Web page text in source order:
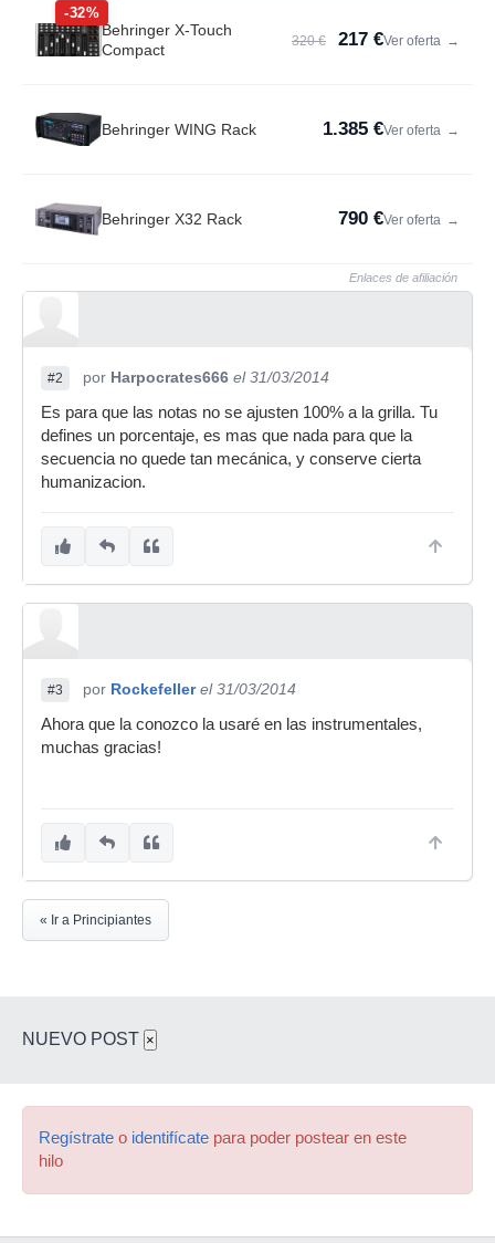
-32%
Behringer X-Touch
Compact
320 € 217 €Ver oferta →
Behringer WING Rack 1.385 €Ver oferta →
Behringer X32 Rack 790 €Ver oferta →
Enlaces de afiliación
#2 por Harpocrates666 el 31/03/2014
Es para que las notas no se ajusten 100% a la grilla. Tu
defines un porcentaje, es mas que nada para que la
secuencia no quede tan mecánica, y conserve cierta
humanizacion.
#3 por Rockefeller el 31/03/2014
Ahora que la conozco la usaré en las instrumentales,
muchas gracias!
« Ir a Principiantes
NUEVO POST ×
Regístrate o identifícate para poder postear en este
hilo